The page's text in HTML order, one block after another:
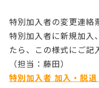
特別加入者の変更連絡
特別加入者に新規加入
たら、この様式にご記
（担当：藤田）
特別加入者 加入・脱